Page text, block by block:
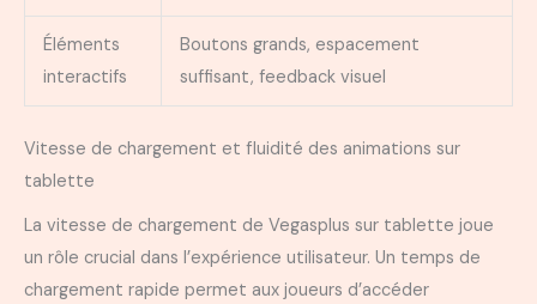
Éléments
interactifs
Boutons grands, espacement
suffisant, feedback visuel
Vitesse de chargement et fluidité des animations sur
tablette
La vitesse de chargement de Vegasplus sur tablette joue
un rôle crucial dans l’expérience utilisateur. Un temps de
chargement rapide permet aux joueurs d’accéder